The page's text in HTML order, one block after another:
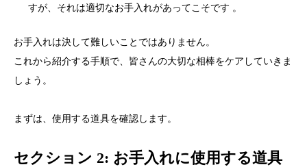
すが、それは適切なお手入れがあってこそです 。
お手入れは決して難しいことではありません。
これから紹介する手順で、皆さんの大切な相棒をケアしていきま
しょう。
まずは、使用する道具を確認します。
セクション 2: お手入れに使用する道具